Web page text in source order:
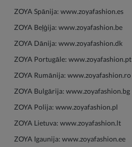
ZOYA Spānija: www.zoyafashion.es
ZOYA Beļģija: www.zoyafashion.be
ZOYA Dānija: www.zoyafashion.dk
ZOYA Portugāle: www.zoyafashion.pt
ZOYA Rumānija: www.zoyafashion.ro
ZOYA Bulgārija: www.zoyafashion.bg
ZOYA Polija: www.zoyafashion.pl
ZOYA Lietuva: www.zoyafashion.lt
ZOYA Igaunija: www.zoyafashion.ee